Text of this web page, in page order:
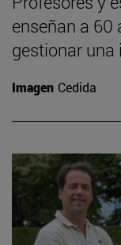
enseñan a 60
gestionar
Imagen Cedida